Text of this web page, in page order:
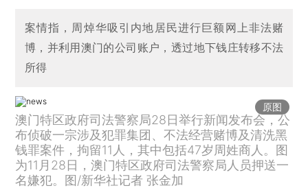
案情指，周焯华吸引内地居民进行巨额网上非法赌
博，并利用澳门的公司账户，透过地下钱庄转移不法
所得
原图
澳门特区政府司法警察局28日举行新闻发布会，公
布侦破一宗涉及犯罪集团、不法经营赌博及清洗黑
钱罪案件，拘留11人，其中包括47岁周姓商人。图
为11月28日，澳门特区政府司法警察局人员押送一
名嫌犯。图/新华社记者 张金加